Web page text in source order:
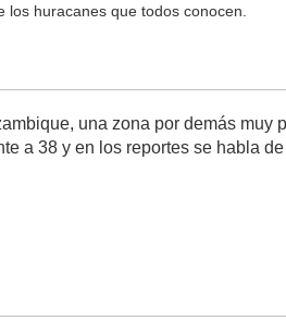
huracanes que todos conocen.
una zona por demás muy
a 38 y en los reportes se habla